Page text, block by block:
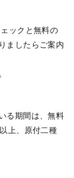
ックと無料の
ましたらご案内
る期間は、無料
上、原付二種